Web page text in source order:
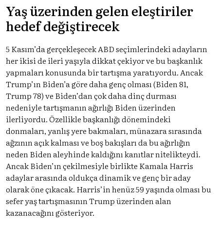
Yaş üzerinden gelen eleştiriler
hedef değiştirecek
5 Kasım’da gerçekleşecek ABD seçimlerindeki adayların
her ikisi de ileri yaşıyla dikkat çekiyor ve bu başkanlık
yapmaları konusunda bir tartışma yaratıyordu. Ancak
Trump’ın Biden’a göre daha genç olması (Biden 81,
Trump 78) ve Biden’dan çok daha dinç durması
nedeniyle tartışmanın ağırlığı Biden üzerinden
ilerliyordu. Özellikle başkanlığı dönemindeki
donmaları, yanlış yere bakmaları, münazara sırasında
ağzının açık kalması ve boş bakışları da bu ağırlığın
neden Biden aleyhinde kaldığını kanıtlar nitelikteydi.
Ancak Biden’ın çekilmesiyle birlikte Kamala Harris
adaylar arasında oldukça dinamik ve genç bir aday
olarak öne çıkacak. Harris’in henüz 59 yaşında olması bu
sefer yaş tartışmasının Trump üzerinden alan
kazanacağını gösteriyor.